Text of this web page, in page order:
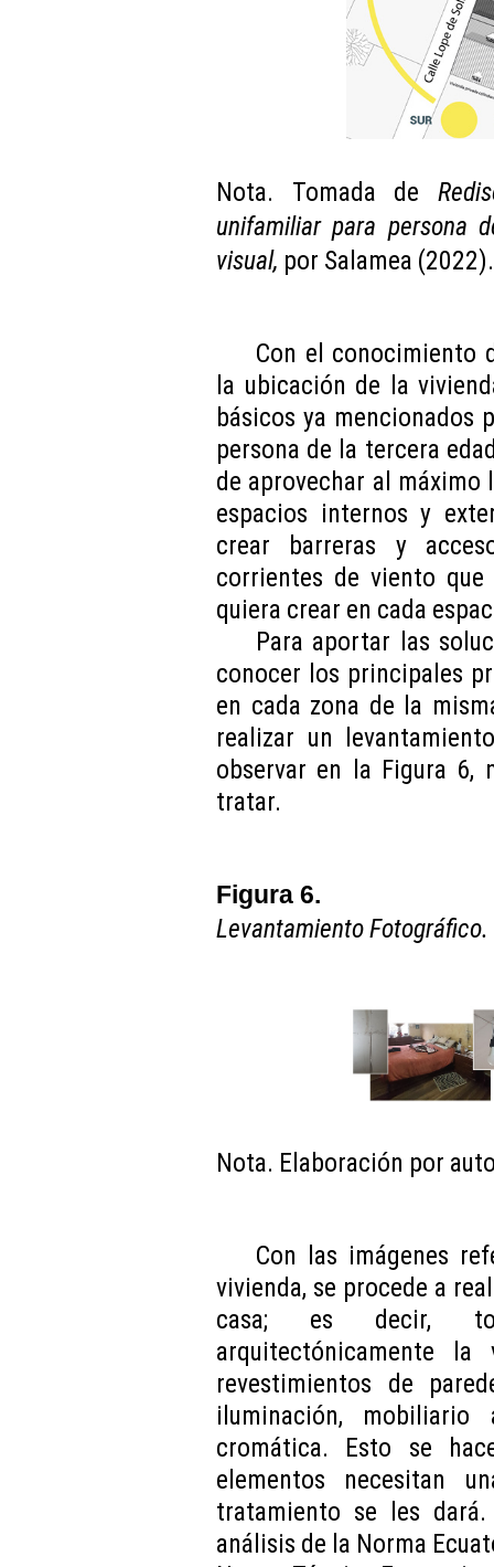
Nota. Tomada de
unifamiliar para persona
visual, por Salamea (2022).
Con el conocimiento
la ubicación de la
básicos ya mencionados
persona de la tercera
de aprovechar al
espacios internos y
crear barreras y
corrientes de viento
quiera crear en cada
Para aportar las
conocer los principales
en cada zona de la
realizar un
observar en la Figura 6,
tratar.
Figura 6.
Levantamiento Fotográfico.
Nota. Elaboración por
Con las imágenes
vivienda, se procede a
casa; es decir,
arquitectónicamente la
revestimientos de
iluminación,
cromática. Esto se
elementos necesitan
tratamiento se les
análisis de la Norma